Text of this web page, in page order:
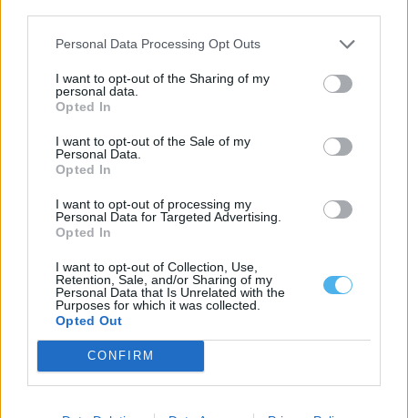
Personal Data Processing Opt Outs
I want to opt-out of the Sharing of my
personal data.
Opted In
I want to opt-out of the Sale of my
Personal Data.
Opted In
I want to opt-out of processing my
Personal Data for Targeted Advertising.
Opted In
I want to opt-out of Collection, Use,
Retention, Sale, and/or Sharing of my
Personal Data that Is Unrelated with the
Purposes for which it was collected.
Opted Out
CONFIRM
Presidenciais: António José Seguro foi o mais votado em Évora,
Beja e Portalegre e vence também no Alentejo Litoral
António José Seguro foi o candidato mais votado nas eleições
presidenciais realizadas hoje nos...
18 Janeiro, 2026 - 22:09